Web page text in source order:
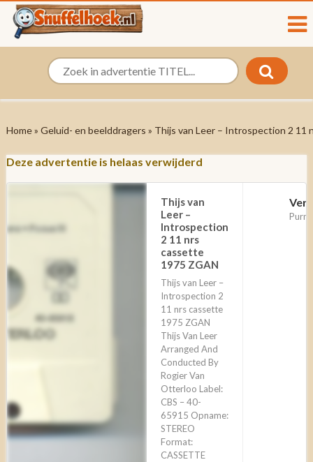
Home» Geluid- en beelddragers » Thijs van Leer – Introspection 2 11
Deze advertentie is helaas verwijderd
Thijs van
Leer –
Introspection
2 11 nrs
cassette
1975 ZGAN
Thijs van Leer –
Introspection 2
11 nrs cassette
1975 ZGAN
Thijs Van Leer
Arranged And
Conducted By
Rogier Van
Otterloo Label:
CBS – 40-
65915 Opname:
STEREO
Format:
CASSETTE